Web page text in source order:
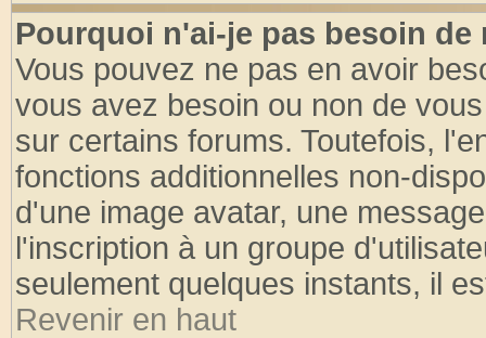
Pourquoi n'ai-je pas besoin de
Vous pouvez ne pas en avoir
vous avez besoin ou non de
sur certains forums. Toutefois,
fonctions additionnelles non-
d'une image avatar, une
l'inscription à un groupe
seulement quelques instants, il
Revenir en haut